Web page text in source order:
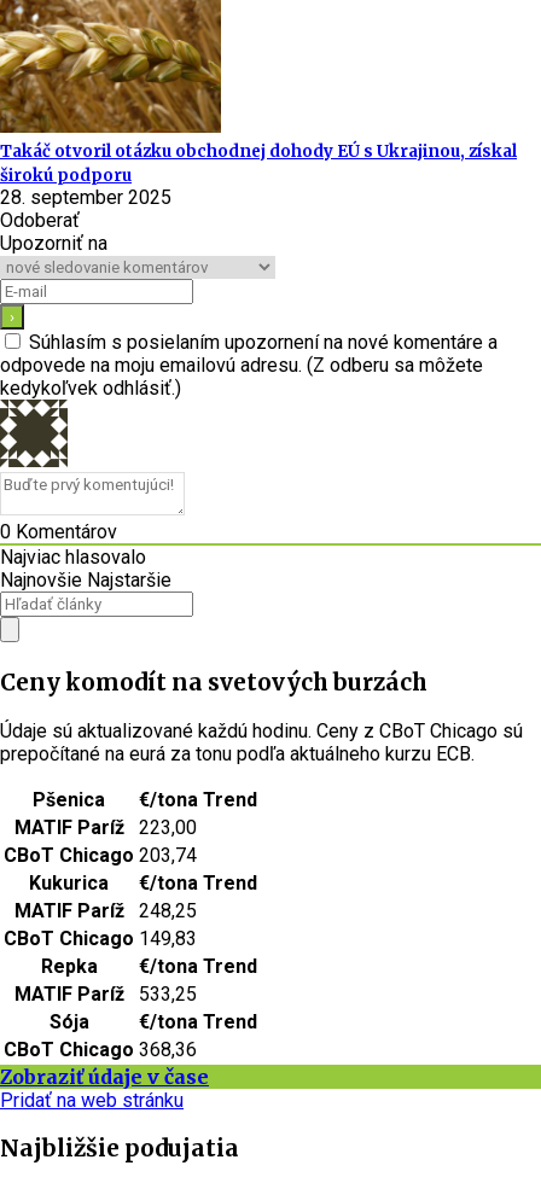
Takáč otvoril otázku obchodnej dohody EÚ s Ukrajinou, získal
širokú podporu
28. september 2025
Odoberať
Upozorniť na
Súhlasím s posielaním upozornení na nové komentáre a
odpovede na moju emailovú adresu. (Z odberu sa môžete
kedykoľvek odhlásiť.)
0 Komentárov
Najviac hlasovalo
Najnovšie Najstaršie
Ceny komodít na svetových burzách
Údaje sú aktualizované každú hodinu. Ceny z CBoT Chicago sú
prepočítané na eurá za tonu podľa aktuálneho kurzu ECB.
Pšenica
€/tona Trend
MATIF Paríž
223,00
CBoT Chicago 203,74
Kukurica
€/tona Trend
MATIF Paríž
248,25
CBoT Chicago 149,83
Repka
€/tona Trend
MATIF Paríž
533,25
Sója
€/tona Trend
CBoT Chicago 368,36
Zobraziť údaje v čase
Pridať na web stránku
Najbližšie podujatia